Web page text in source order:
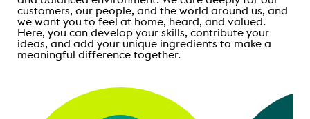
customers, our people, and the world around us, and
we want you to feel at home, heard, and valued.
Here, you can develop your skills, contribute your
ideas, and add your unique ingredients to make a
meaningful difference together.